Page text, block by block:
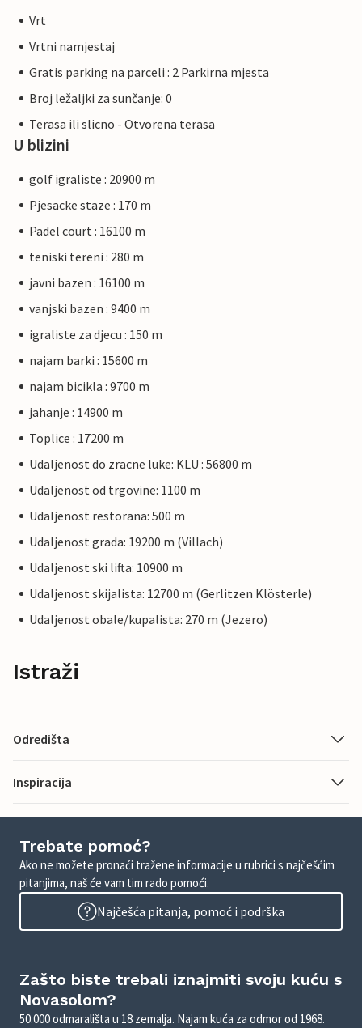
Vrt
Vrtni namjestaj
Gratis parking na parceli : 2 Parkirna mjesta
Broj ležaljki za sunčanje: 0
Terasa ili slicno - Otvorena terasa
U blizini
golf igraliste : 20900 m
Pjesacke staze : 170 m
Padel court : 16100 m
teniski tereni : 280 m
javni bazen : 16100 m
vanjski bazen : 9400 m
igraliste za djecu : 150 m
najam barki : 15600 m
najam bicikla : 9700 m
jahanje : 14900 m
Toplice : 17200 m
Udaljenost do zracne luke: KLU : 56800 m
Udaljenost od trgovine: 1100 m
Udaljenost restorana: 500 m
Udaljenost grada: 19200 m (Villach)
Udaljenost ski lifta: 10900 m
Udaljenost skijalista: 12700 m (Gerlitzen Klösterle)
Udaljenost obale/kupalista: 270 m (Jezero)
Istraži
Odredišta
Inspiracija
Trebate pomoć?
Ako ne možete pronaći tražene informacije u rubrici s najčešćim
pitanjima, naš će vam tim rado pomoći.
Najčešća pitanja, pomoć i podrška
Zašto biste trebali iznajmiti svoju kuću s
Novasolom?
50.000 odmarališta u 18 zemalja. Najam kuća za odmor od 1968.